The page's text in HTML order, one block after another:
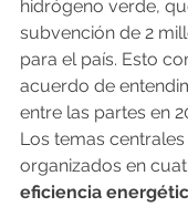
hidrógeno verde,
subvención de 2
para el país. Esto
acuerdo de
entre las partes en
Los temas
organizados en
eficiencia